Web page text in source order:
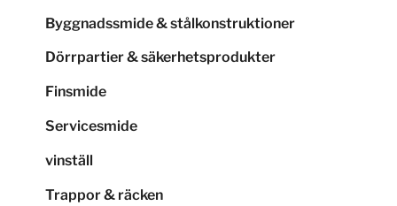
Byggnadssmide & stålkonstruktioner
Dörrpartier & säkerhetsprodukter
Finsmide
Servicesmide
vinställ
Trappor & räcken